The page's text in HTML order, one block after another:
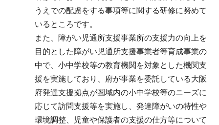
うえでの配慮をする事項等に関する研修に努めて
いるところです。
また、障がい児通所支援事業所の支援力の向上を
目的とした障がい児通所支援事業者等育成事業の
中で、小中学校等の教育機関を対象とした機関支
援を実施しており、府が事業を委託している大阪
府発達支援拠点が圏域内の小中学校等のニーズに
応じて訪問支援等を実施し、発達障がいの特性や
環境調整、児童や保護者の支援の仕方等について